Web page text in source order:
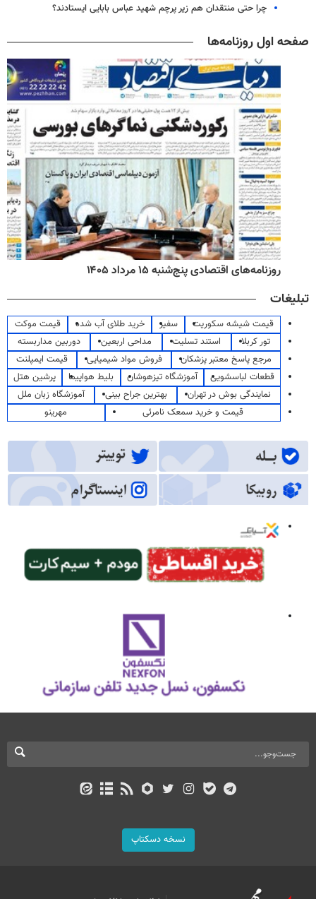
چرا حتی منتقدان هم زیر پرچم شهید عباس بابایی ایستادند؟
صفحه اول روزنامه‌ها
روزنامه‌های اقتصادی پنج‌شنبه ۱۵ مرداد ۱۴۰۵
تبلیغات
قیمت شیشه سکوریت سفیر خرید طلای آب شده
قیمت موکت
تور کربلا
استند تسلیت مداحی اربعین
دوربین مداربسته
مرجع پاسخ معتبر پزشکان
فروش مواد شیمیایی
قیمت ایمپلنت
قطعات لباسشویی
آموزشگاه تیزهوشان بلیط هواپیما
پرشین هتل
نمایندگی بوش در تهران
بهترین جراح بینی
آموزشگاه زبان ملل
قیمت و خرید سمعک نامرئی
مهرینو
نسخه دسکتاپ